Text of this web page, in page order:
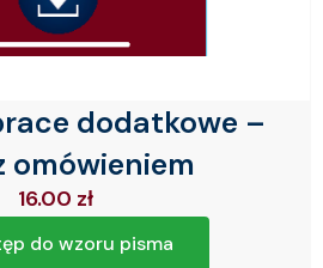
dodatkowe –
omówieniem
16.00 zł
do wzoru pisma